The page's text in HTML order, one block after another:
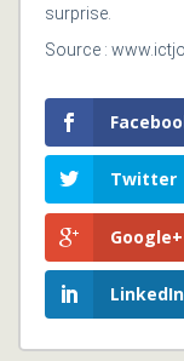
surprise.
Source :
Twitter
Google+
LinkedIn